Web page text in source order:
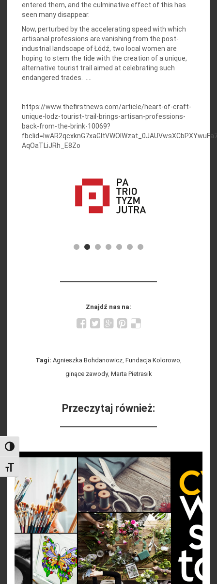
Toggle High Contrast
Toggle Font size
entered them, and the culminative effect of this has
seen many disappear.
Now, perturbed by the accelerating speed with which
artisanal professions are vanishing from the post-
industrial landscape of Łódź, two local women are
hoping to stem the tide with the creation of a unique,
alternative tourist trail aimed at celebrating such
endangered trades. ….
https://www.thefirstnews.com/article/heart-of-craft-
unique-lodz-tourist-trail-brings-artisan-professions-
back-from-the-brink-10069?
AqOaTLiJRh_E8Zo
Znajdź nas na:
Tagi: Agnieszka Bohdanowicz Fundacja Kolorowo
ginące zawody, Marta Pietrasik
Przeczytaj również: